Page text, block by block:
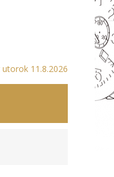
11.8.2026